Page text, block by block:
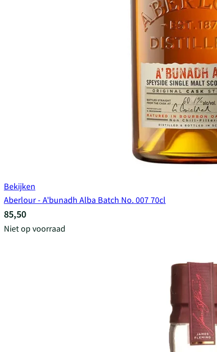
Bekijken
Aberlour - A'bunadh Alba Batch No. 007 70cl
85,50
Niet op voorraad